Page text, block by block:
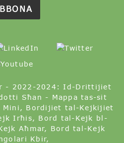
- 2022-2024: Id-Drittijiet
Sħan - Mappa tas-sit
, Bordijiet tal-Kejkijiet
Irħis, Bord tal-Kejk bl-
Aħmar, Bord tal-Kejk
Kbir,